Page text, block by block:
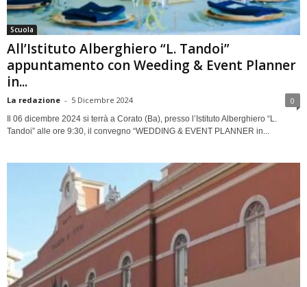
Scuola
All’Istituto Alberghiero “L. Tandoi”
appuntamento con Weeding & Event Planner
in...
La redazione - 5 Dicembre 2024 0
Il 06 dicembre 2024 si terrà a Corato (Ba), presso l’Istituto Alberghiero “L.
Tandoi” alle ore 9:30, il convegno “WEDDING & EVENT PLANNER in...